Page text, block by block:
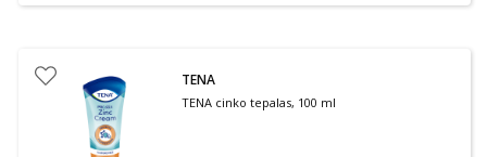
TENA
TENA cinko tepalas, 100 ml